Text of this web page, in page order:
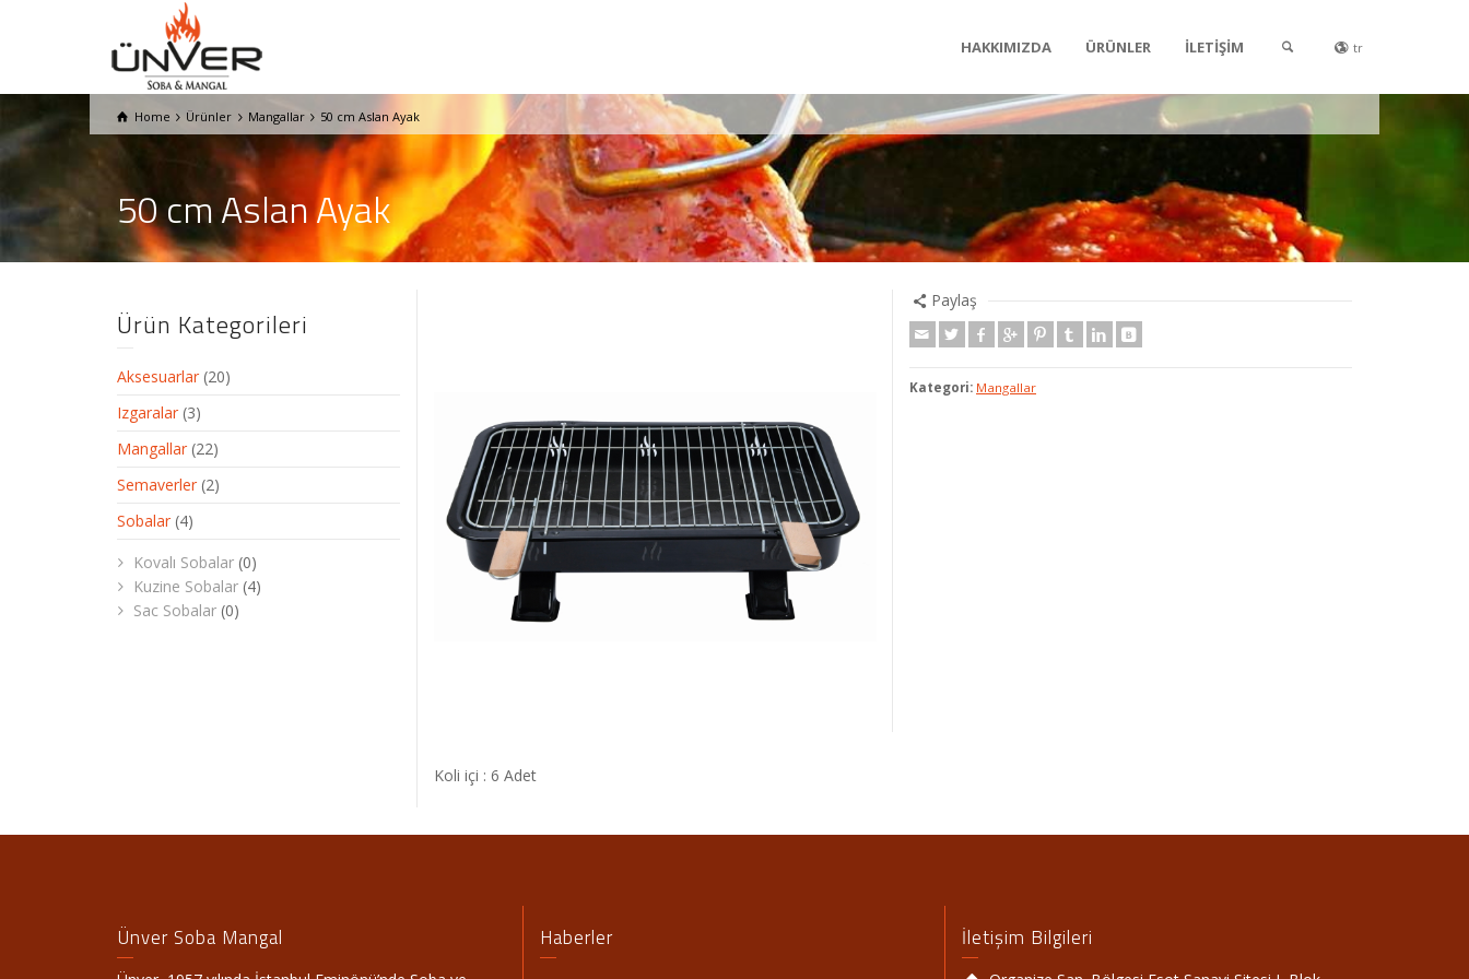
HAKKIMIZDA ÜRÜNLER İLETİŞİM tr
Home Ürünler Mangallar 50 cm Aslan Ayak
50 cm Aslan Ayak
Paylaş
Kategori: Mangallar
Koli içi : 6 Adet
Ürün Kategorileri
Aksesuarlar (20)
Izgaralar (3)
Mangallar (22)
Semaverler (2)
Sobalar (4)
Kovalı Sobalar (0)
Kuzine Sobalar (4)
Sac Sobalar (0)
Ünver Soba Mangal Haberler İletişim Bilgileri